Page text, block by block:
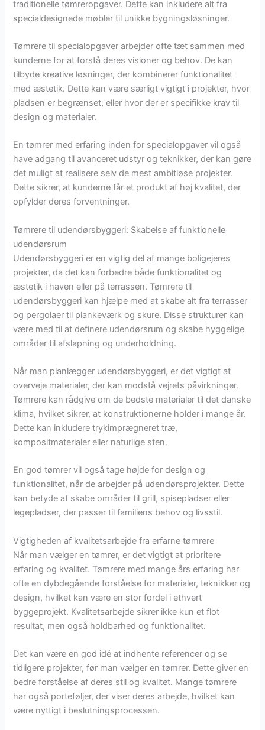
traditionelle tømreropgaver. Dette kan inkludere alt fra
specialdesignede møbler til unikke bygningsløsninger.
Tømrere til specialopgaver arbejder ofte tæt sammen med
kunderne for at forstå deres visioner og behov. De kan
tilbyde kreative løsninger, der kombinerer funktionalitet
med æstetik. Dette kan være særligt vigtigt i projekter, hvor
pladsen er begrænset, eller hvor der er specifikke krav til
design og materialer.
En tømrer med erfaring inden for specialopgaver vil også
have adgang til avanceret udstyr og teknikker, der kan gøre
det muligt at realisere selv de mest ambitiøse projekter.
Dette sikrer, at kunderne får et produkt af høj kvalitet, der
opfylder deres forventninger.
Tømrere til udendørsbyggeri: Skabelse af funktionelle
udendørsrum
Udendørsbyggeri er en vigtig del af mange boligejeres
projekter, da det kan forbedre både funktionalitet og
æstetik i haven eller på terrassen. Tømrere til
udendørsbyggeri kan hjælpe med at skabe alt fra terrasser
og pergolaer til plankeværk og skure. Disse strukturer kan
være med til at definere udendørsrum og skabe hyggelige
områder til afslapning og underholdning.
Når man planlægger udendørsbyggeri, er det vigtigt at
overveje materialer, der kan modstå vejrets påvirkninger.
Tømrere kan rådgive om de bedste materialer til det danske
klima, hvilket sikrer, at konstruktionerne holder i mange år.
Dette kan inkludere trykimprægneret træ,
kompositmaterialer eller naturlige sten.
En god tømrer vil også tage højde for design og
funktionalitet, når de arbejder på udendørsprojekter. Dette
kan betyde at skabe områder til grill, spisepladser eller
legepladser, der passer til familiens behov og livsstil.
Vigtigheden af kvalitetsarbejde fra erfarne tømrere
Når man vælger en tømrer, er det vigtigt at prioritere
erfaring og kvalitet. Tømrere med mange års erfaring har
ofte en dybdegående forståelse for materialer, teknikker og
design, hvilket kan være en stor fordel i ethvert
byggeprojekt. Kvalitetsarbejde sikrer ikke kun et flot
resultat, men også holdbarhed og funktionalitet.
Det kan være en god idé at indhente referencer og se
tidligere projekter, før man vælger en tømrer. Dette giver en
bedre forståelse af deres stil og kvalitet. Mange tømrere
har også porteføljer, der viser deres arbejde, hvilket kan
være nyttigt i beslutningsprocessen.